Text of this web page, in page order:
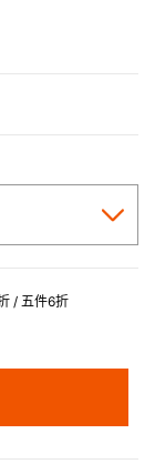
/ 五件6折